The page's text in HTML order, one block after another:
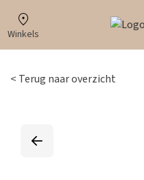
Winkels
< Terug naar overzicht